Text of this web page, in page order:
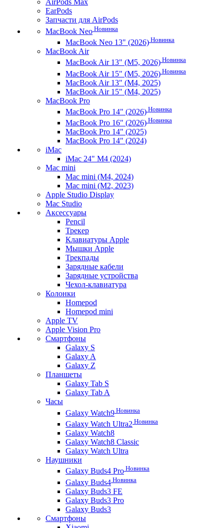
AirPods Max
EarPods
Запчасти для AirPods
MacBook Neo Новинка
MacBook Neo 13" (2026) Новинка
MacBook Air
MacBook Air 13" (M5, 2026) Новинка
MacBook Air 15" (M5, 2026) Новинка
MacBook Air 13" (M4, 2025)
MacBook Air 15" (M4, 2025)
MacBook Pro
MacBook Pro 14" (2026) Новинка
MacBook Pro 16" (2026) Новинка
MacBook Pro 14" (2025)
MacBook Pro 14" (2024)
iMac
iMac 24" M4 (2024)
Mac mini
Mac mini (M4, 2024)
Mac mini (M2, 2023)
Apple Studio Display
Mac Studio
Аксессуары
Pencil
Трекер
Клавиатуры Apple
Мышки Apple
Трекпады
Зарядные кабели
Зарядные устройства
Чехол-клавиатура
Колонки
Homepod
Homepod mini
Apple TV
Apple Vision Pro
Смартфоны
Galaxy S
Galaxy A
Galaxy Z
Планшеты
Galaxy Tab S
Galaxy Tab A
Часы
Galaxy Watch9 Новинка
Galaxy Watch Ultra2 Новинка
Galaxy Watch8
Galaxy Watch8 Classic
Galaxy Watch Ultra
Наушники
Galaxy Buds4 Pro Новинка
Galaxy Buds4 Новинка
Galaxy Buds3 FE
Galaxy Buds3 Pro
Galaxy Buds3
Смартфоны